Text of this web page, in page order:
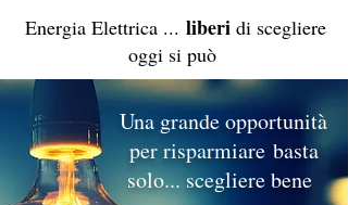
Energia Elettrica ... liberidi scegliere
oggi si può
Una grande opportunità
per risparmiare basta
solo... scegliere bene